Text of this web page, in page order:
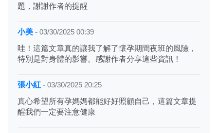
題，謝謝作者的提醒
小美 - 03/30/2025 00:39
哇！這篇文章真的讓我了解了懷孕期間夜班的風險，
特別是對身體的影響。感謝作者分享這些資訊！
張小紅 - 03/30/2025 20:25
真心希望所有孕媽媽都能好好照顧自己，這篇文章提
醒我們一定要注意健康